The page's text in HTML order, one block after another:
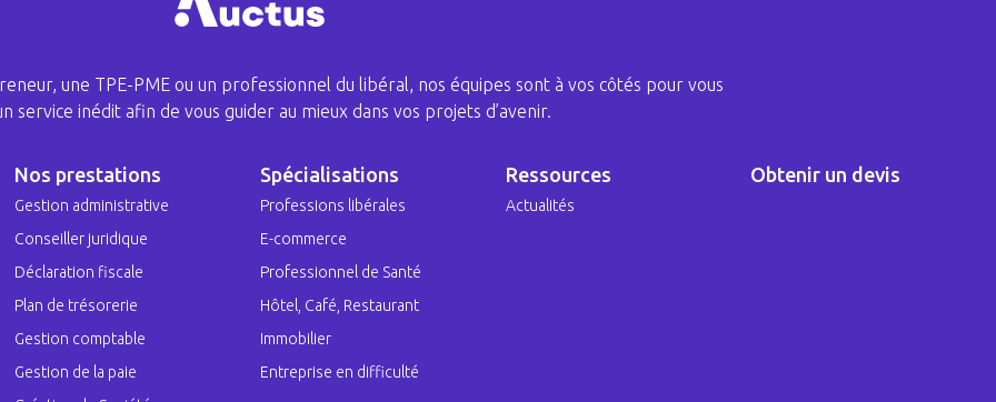
une TPE-PME ou un professionnel du libéral, nos équipes sont à vos côtés pour vous
service inédit afin de vous guider au mieux dans vos projets d’avenir.
Nos prestations
Gestion administrative
Conseiller juridique
Déclaration fiscale
Plan de trésorerie
Gestion comptable
Gestion de la paie
Spécialisations
Professions libérales
E-commerce
Professionnel de Santé
Hôtel, Café, Restaurant
Immobilier
Entreprise en difficulté
Ressources
Actualités
Obtenir un devis